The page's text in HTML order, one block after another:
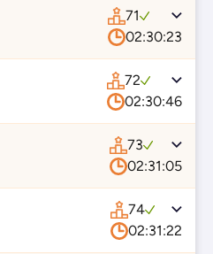
71
02:30:23
72
02:30:46
73
02:31:05
74
02:31:22